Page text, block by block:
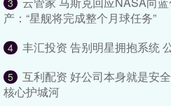
3
产：“星舰将完成整个月球任务”
4 丰汇投资 告别明星拥抱系统
5
互利配资 好公司本身就是安
核心护城河